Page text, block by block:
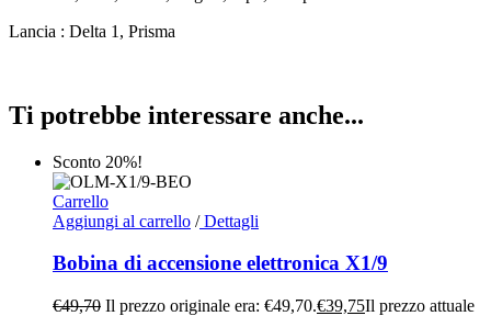
Lancia : Delta 1, Prisma
Ti potrebbe interessare anche...
Sconto 20%!
Carrello
Aggiungi al carrello /Dettagli
Bobina di accensione elettronica X1/9
€49,70 Il prezzo originale era: €49,70.€39,75Il prezzo attuale